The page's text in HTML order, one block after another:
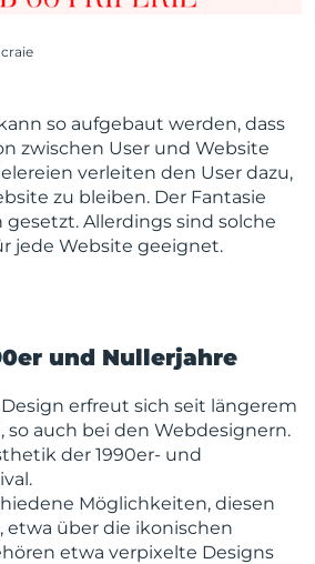
so aufgebaut werden, dass
zwischen User und Website
verleiten den User dazu,
zu bleiben. Der Fantasie
gesetzt. Allerdings sind solche
jede Website geeignet.
und Nullerjahre
erfreut sich seit längerem
so auch bei den Webdesignern.
der 1990er- und
Möglichkeiten, diesen
etwa über die ikonischen
etwa verpixelte Designs